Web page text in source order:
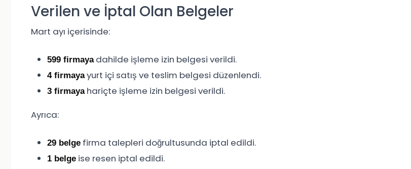
Verilen ve İptal Olan Belgeler
Mart ayı içerisinde:
599 firmayadahilde işleme izin belgesi verildi.
4 firmayayurt içi satış ve teslim belgesi düzenlendi.
3 firmayahariçte işleme izin belgesi verildi.
Ayrıca:
29 belge firma talepleri doğrultusunda iptal edildi.
1 belge ise resen iptal edildi.